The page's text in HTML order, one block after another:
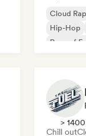
Cloud
Hip-Hop
Rap auf
>
Chill out